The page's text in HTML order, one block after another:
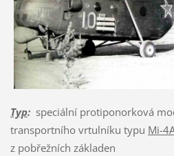
Typ:speciální protiponorková
transportního vrtulníku typu Mi-
z pobřežních základen